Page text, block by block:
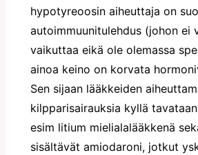
hypotyreoosin aiheuttaja on
autoimmuunitulehdus (johon ei
vaikuttaa eikä ole olemassa
ainoa keino on korvata
Sen sijaan lääkkeiden
kilpparisairauksia kyllä
esim litium mielialalääkkenä
sisältävät amiodaroni, jotkut